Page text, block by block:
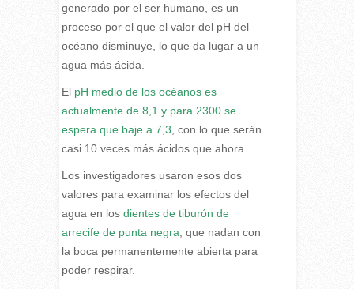
generado por el ser humano, es un
proceso por el que el valor del pH del
océano disminuye, lo que da lugar a un
agua más ácida.
El pH medio de los océanos es
actualmente de 8,1 y para 2300 se
espera que baje a 7,3 , con lo que serán
casi 10 veces más ácidos que ahora.
Los investigadores usaron esos dos
valores para examinar los efectos del
agua en los dientes de tiburón de
arrecife de punta negra , que nadan con
la boca permanentemente abierta para
poder respirar.